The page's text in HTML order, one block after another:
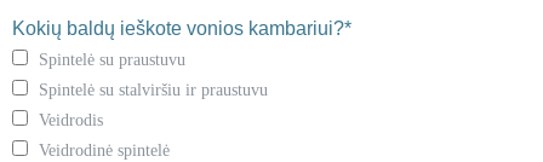
Kokių baldų ieškote vonios kambariui?*
Spintelė su praustuvu
Spintelė su stalviršiu ir praustuvu
Veidrodis
Veidrodinė spintelė